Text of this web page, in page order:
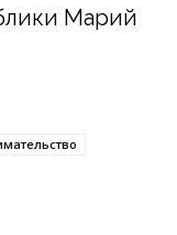
Марий